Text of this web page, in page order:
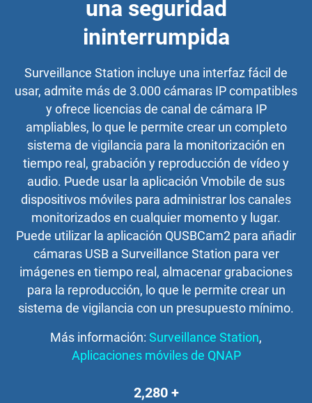
una seguridad
ininterrumpida
Surveillance Station incluye una interfaz fácil de
usar, admite más de 3.000 cámaras IP compatibles
y ofrece licencias de canal de cámara IP
ampliables, lo que le permite crear un completo
sistema de vigilancia para la monitorización en
tiempo real, grabación y reproducción de vídeo y
audio. Puede usar la aplicación Vmobile de sus
dispositivos móviles para administrar los canales
monitorizados en cualquier momento y lugar.
Puede utilizar la aplicación QUSBCam2 para añadir
cámaras USB a Surveillance Station para ver
imágenes en tiempo real, almacenar grabaciones
para la reproducción, lo que le permite crear un
sistema de vigilancia con un presupuesto mínimo.
Más información: Surveillance Station,
Aplicaciones móviles de QNAP
3,000 +